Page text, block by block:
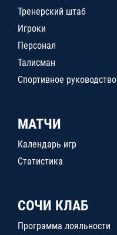
Тренерский штаб
Игроки
Персонал
Талисман
Спортивное руководство
МАТЧИ
Календарь игр
Статистика
СОЧИ КЛАБ
Программа лояльности